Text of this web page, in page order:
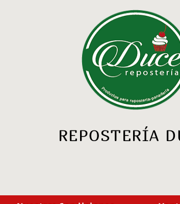
REPOSTERÍA